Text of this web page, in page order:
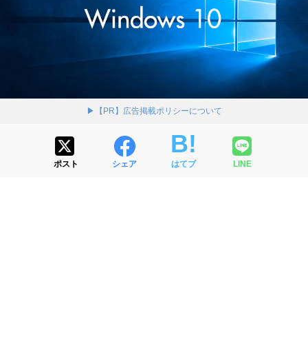
▶【PR】広告掲載ポリシーについて
ポスト シェア はてブ LINE